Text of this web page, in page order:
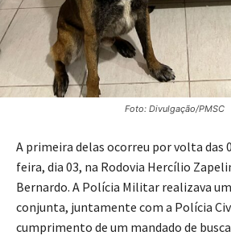
Foto: Divulgação/PMSC
A primeira delas ocorreu por volta das
feira, dia 03, na Rodovia Hercílio
Bernardo. A Polícia Militar realizava
conjunta, juntamente com a Polícia
cumprimento de um mandado de